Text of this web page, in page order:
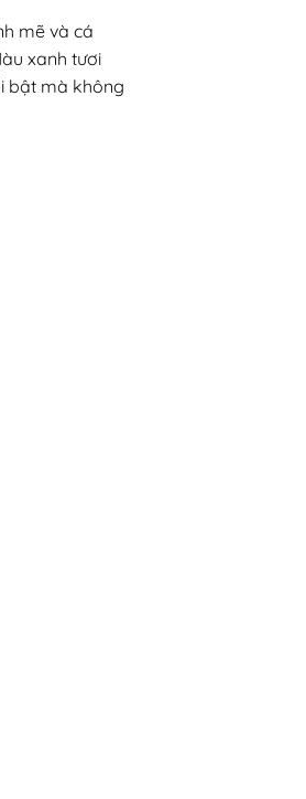
mẽ và cá
xanh tươi
bật mà không